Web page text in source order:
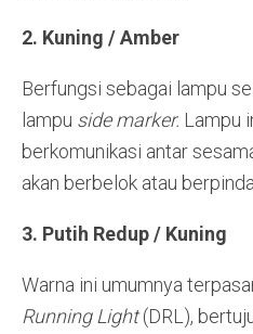
2. Kuning / Amber
Berfungsi sebagai lampu
lampu side marker. Lampu
berkomunikasi antar
akan berbelok atau
3. Putih Redup / Kuning
Warna ini umumnya
Running Light(DRL),